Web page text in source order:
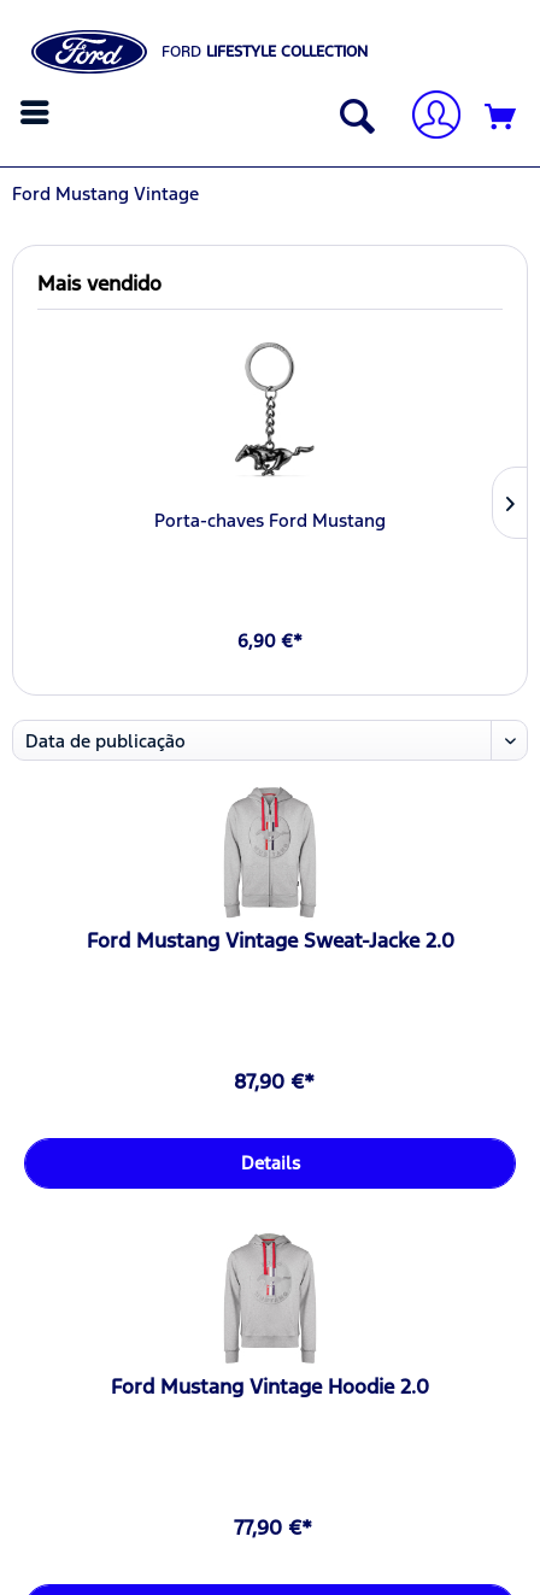
FORD LIFESTYLE COLLECTION
Ford Mustang Vintage
Mais vendido
Porta-chaves Ford Mustang
6,90 €*
Ford Mustang Vintage Sweat-Jacke 2.0
87,90 €*
Details
Ford Mustang Vintage Hoodie 2.0
77,90 €*